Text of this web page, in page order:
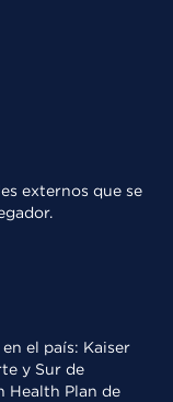
externos que se
el país: Kaiser
y Sur de
Health Plan de